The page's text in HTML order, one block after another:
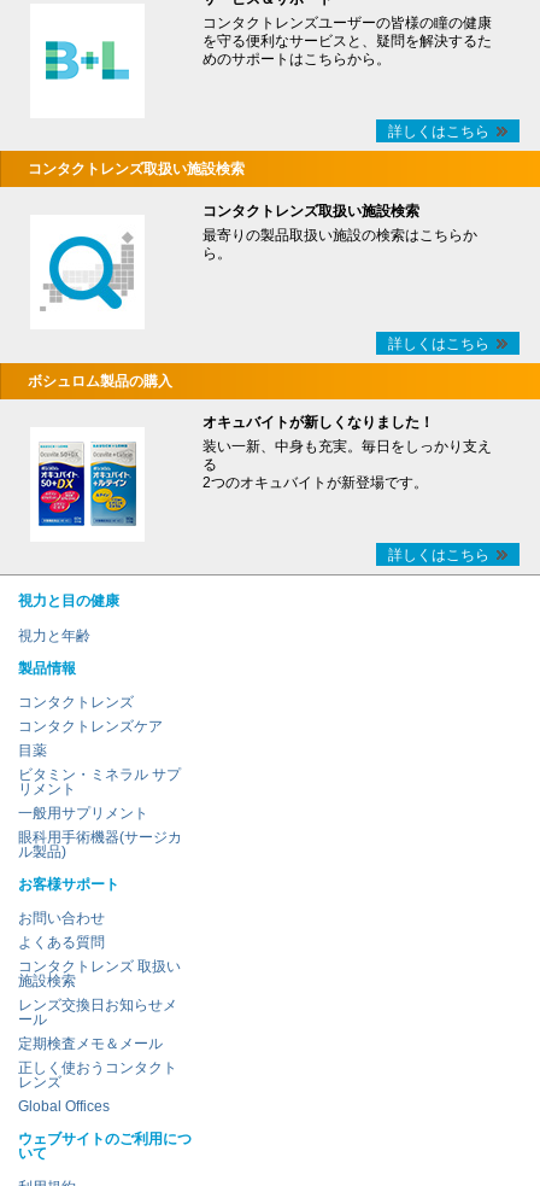
コンタクトレンズユーザーの皆様の瞳の健康
を守る便利なサービスと、疑問を解決するた
めのサポートはこちらから。
詳しくはこちら
コンタクトレンズ取扱い施設検索
コンタクトレンズ取扱い施設検索
最寄りの製品取扱い施設の検索はこちらか
ら。
詳しくはこちら
ボシュロム製品の購入
オキュバイトが新しくなりました！
装い一新、中身も充実。毎日をしっかり支え
る
2つのオキュバイトが新登場です。
詳しくはこちら
視力と目の健康
視力と年齢
製品情報
コンタクトレンズ
コンタクトレンズケア
目薬
ビタミン・ミネラル サプ
リメント
一般用サプリメント
眼科用手術機器(サージカ
ル製品)
お客様サポート
お問い合わせ
よくある質問
コンタクトレンズ 取扱い
施設検索
レンズ交換日お知らせメ
ール
定期検査メモ＆メール
正しく使おうコンタクト
レンズ
Global Offices
ウェブサイトのご利用につ
いて